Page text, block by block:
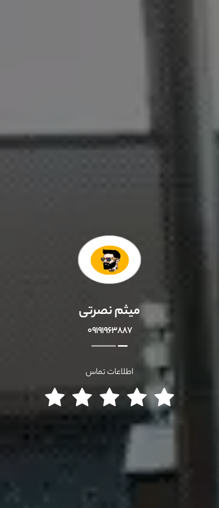
میثم نصرتی
۰۹۱۹۱۹۶۳۸۸۷
اطلاعات تماس